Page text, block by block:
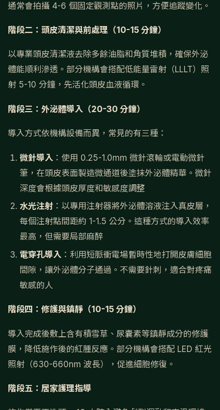
通常會拍攝 4-6 個固定觀測點的照片，方便追蹤變化。
階段二：頭皮清潔與前處理（10-15 分鐘）
以專業頭皮清潔液去除多餘油脂和角質堆積，確保外泌
體能順利滲透。部分機構會搭配低能量雷射（LLLT）照
射 5-10 分鐘，先活化頭皮血液循環。
階段三：外泌體導入（20-30 分鐘）
導入方式依機構設備而異，常見的有三種：
微針導入 ：使用 0.25-1.0mm 微針滾輪或電動微針
筆，在頭皮表面製造微通道後塗抹外泌體精華。微針
深度會根據頭皮厚度和敏感度調整
水光注射 ：以專用注射器將外泌體溶液注入真皮層，
每個注射點間距約 1-1.5 公分。這種方式的導入效率
最高，但需要局部麻醉
電穿孔導入 ：利用短脈衝電場暫時性地打開皮膚細胞
間隙，讓外泌體分子通過。不需要針刺，適合對疼痛
敏感的人
階段四：修護與鎮靜（10-15 分鐘）
導入完成後敷上含有積雪草、尿囊素等鎮靜成分的修護
膜，降低施作後的紅腫反應。部分機構會搭配 LED 紅光
照射（630-660nm 波長），促進細胞修復。
階段五：居家護理指導